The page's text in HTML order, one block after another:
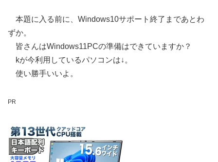
本題に入る前に、Windows10サポート終了まであとわ
ずか。
皆さんはWindows11PCの準備はできていますか？
kが今利用しているパソコンは↓。
使い勝手いいよ。
PR